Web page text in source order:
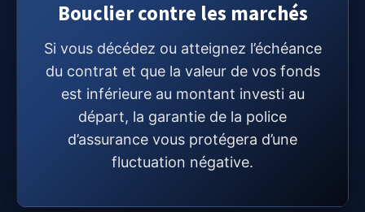
Bouclier contre les marchés
Si vous décédez ou atteignez l’échéance
du contrat et que la valeur de vos fonds
est inférieure au montant investi au
départ, la garantie de la police
d’assurance vous protégera d’une
fluctuation négative.